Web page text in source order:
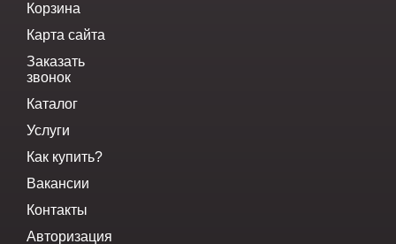
Корзина
Карта сайта
Заказать
звонок
Каталог
Услуги
Как купить?
Вакансии
Контакты
Авторизация